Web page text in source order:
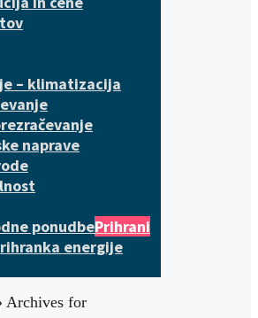
– klimatizacija
naprave
ponudbePrihrani
energije
Archives for